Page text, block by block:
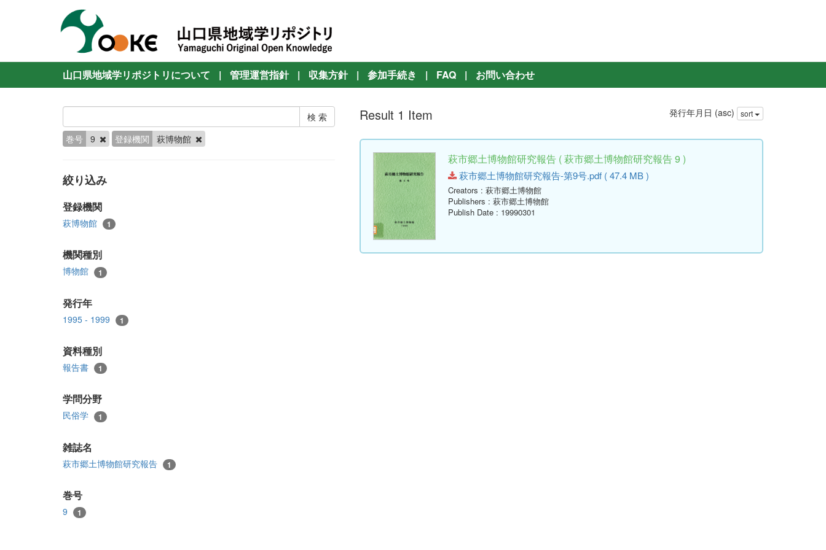
山口県地域学リポジトリについて | 管理運営指針 | 収集方針 | 参加手続き | FAQ | お問い合わせ
巻号 9 登録機関 萩博物館
絞り込み
登録機関
萩博物館 1
機関種別
博物館 1
発行年
1995 - 1999 1
資料種別
報告書 1
学問分野
民俗学 1
雑誌名
萩市郷土博物館研究報告 1
巻号
9 1
Result 1 Item 発行年月日 (asc) sort
萩市郷土博物館研究報告 ( 萩市郷土博物館研究報告 9 )
萩市郷土博物館研究報告-第9号.pdf ( 47.4 MB )
Creators : 萩市郷土博物館
Publishers : 萩市郷土博物館
Publish Date : 19990301